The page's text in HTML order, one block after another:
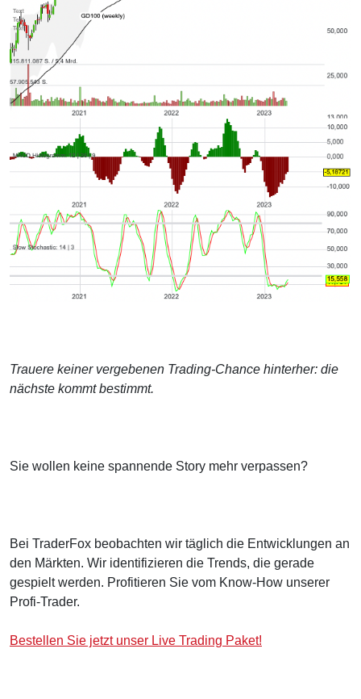
Trauere keiner vergebenen Trading-Chance hinterher: die
nächste kommt bestimmt.
Sie wollen keine spannende Story mehr verpassen?
Bei TraderFox beobachten wir täglich die Entwicklungen an
den Märkten. Wir identifizieren die Trends, die gerade
gespielt werden. Profitieren Sie vom Know-How unserer
Profi-Trader.
Bestellen Sie jetzt unser Live Trading Paket!